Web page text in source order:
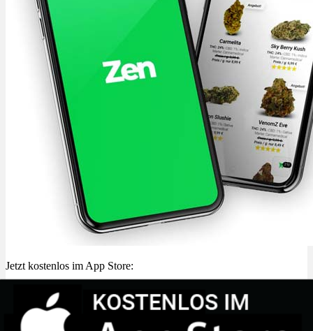
Jetzt kostenlos im App Store: